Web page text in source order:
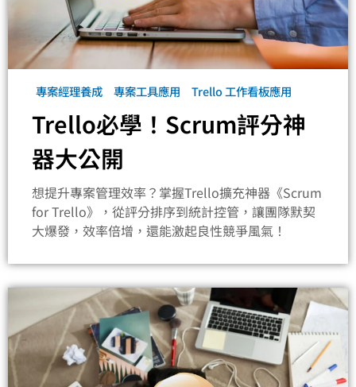
專案經理養成 專案工具應用 Trello 工作看板應用
Trello必學！Scrum評分神
器大公開
想提升專案管理效率？掌握Trello擴充神器《Scrum
for Trello》，從評分排序到統計控管，讓團隊默契
大爆發，效率倍增，還能激起良性競爭風氣！